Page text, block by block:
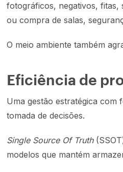
fotográficos, negativos, fitas,
ou compra de salas,
O meio ambiente também
Eficiência de
Uma gestão estratégica com
tomada de decisões.
Single Source Of Truth
modelos que mantém